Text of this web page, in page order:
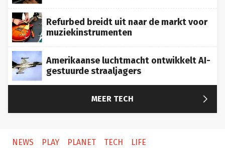
Refurbed breidt uit naar de markt voor
muziekinstrumenten
Amerikaanse luchtmacht ontwikkelt AI-
gestuurde straaljagers
MEER TECH 
NEWS PLAY PLANET TECH LIFE